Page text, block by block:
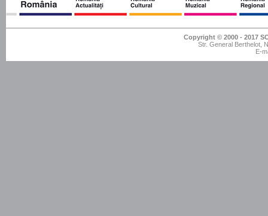
Copyright © 2000 - 2017
Str. General Berthelot,
E-